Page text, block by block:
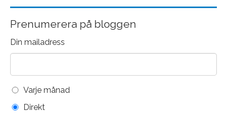
Prenumerera på bloggen
Din mailadress
Varje månad
Direkt